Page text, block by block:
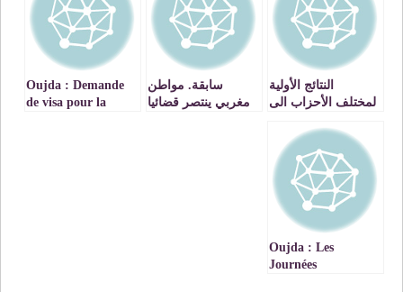
النتائج الأولية
لمختلف الأحزاب الى
السبت 26 نونبر
سابقة. مواطن
مغربي ينتصر قضائيا
Oujda : Demande
de visa pour la
Oujda : Les
Journées